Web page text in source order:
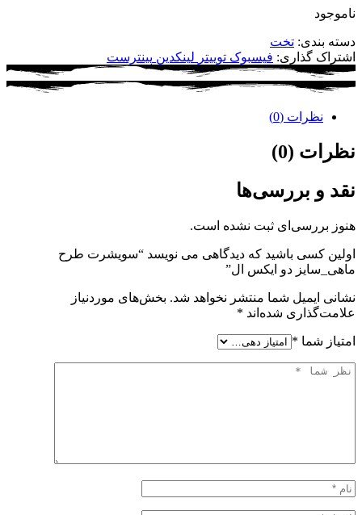
ناموجود
دسته بندی: تخت
اشتراک گذاری: فیسبوک توییتر لینکدین پینترست
نظرات (0)
نظرات (0)
نقد و بررسی‌ها
هنوز بررسی‌ای ثبت نشده است.
اولین کسی باشید که دیدگاهی می نویسد “سویشرت طرح
ماهی_سایز دو ایکس ال”
نشانی ایمیل شما منتشر نخواهد شد. بخش‌های موردنیاز
علامت‌گذاری شده‌اند *
امتیاز شما *